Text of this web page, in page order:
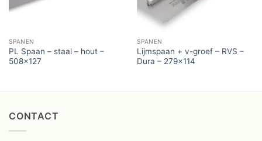
SPANEN
PL Spaan – staal – hout –
508×127
SPANEN
Lijmspaan + v-groef – RVS –
Dura – 279×114
CONTACT